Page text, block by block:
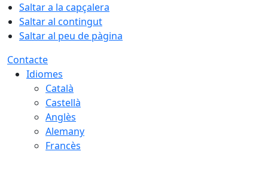
Saltar a la capçalera
Saltar al contingut
Saltar al peu de pàgina
Contacte
Idiomes
Català
Castellà
Anglès
Alemany
Francès